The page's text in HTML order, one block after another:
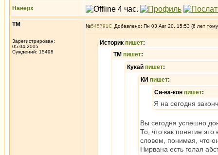
Наверх
ТМ
Зарегистрирован:
05.04.2005
Суждений: 15498
№545791 Добавлено: Пн 03 Авг 20, 15:53 (6 лет
Историк пишет:
ТМ пишет:
Кукай пишет:
КИ пишет:
Си-ва-кон пишет:
Я на сегодня
Вы сегодня успешно
То, что как понятие
словом, понимая, что
Нирвана есть голая